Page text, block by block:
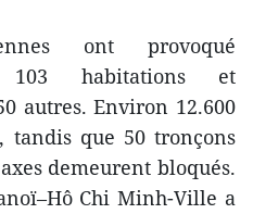
ont provoqué
103 habitations et
autres. Environ 12.600
tandis que 50 tronçons
demeurent bloqués.
Chi Minh-Ville a